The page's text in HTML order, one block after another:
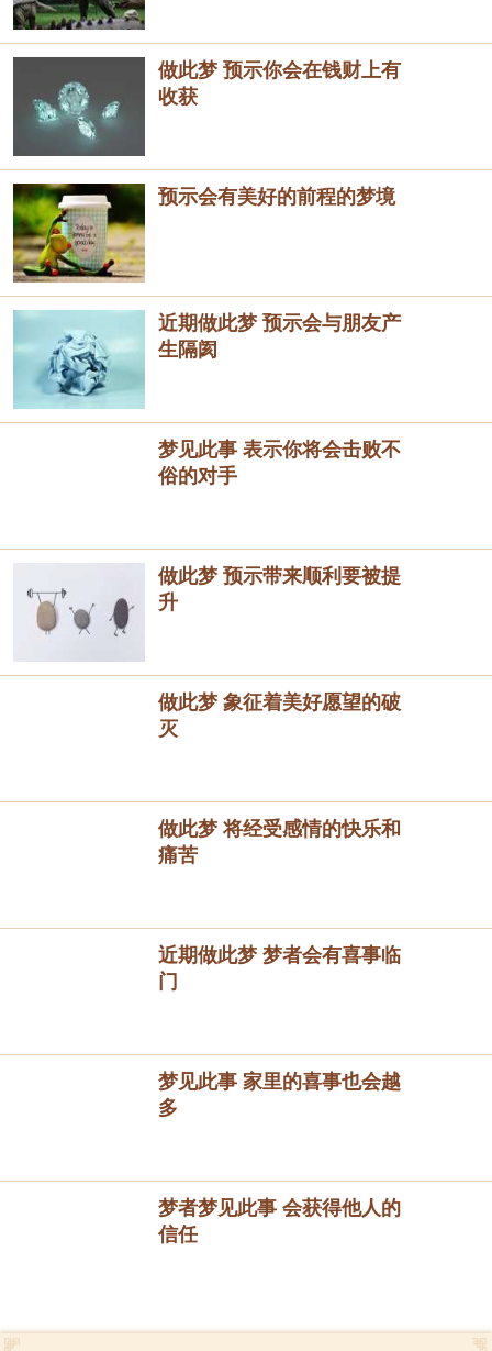
做此梦 预示你会在钱财上有
收获
预示会有美好的前程的梦境
近期做此梦 预示会与朋友产
生隔阂
梦见此事 表示你将会击败不
俗的对手
做此梦 预示带来顺利要被提
升
做此梦 象征着美好愿望的破
灭
做此梦 将经受感情的快乐和
痛苦
近期做此梦 梦者会有喜事临
门
梦见此事 家里的喜事也会越
多
梦者梦见此事 会获得他人的
信任